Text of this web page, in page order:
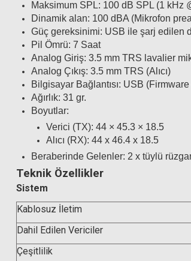
Maksimum SPL: 100 dB SPL (1 kHz
Dinamik alan: 100 dBA (Mikrofon
Güç gereksinimi: USB ile şarj edilen
Pil Ömrü: 7 Saat
Analog Giriş: 3.5 mm TRS lavalier
Analog Çıkış: 3.5 mm TRS (Alıcı)
Bilgisayar Bağlantısı: USB
Ağırlık: 31 gr.
Boyutlar:
Verici (TX): 44 × 45.3 × 18.5
Alıcı (RX): 44 x 46.4 x 18.5
Beraberinde Gelenler: 2 x tüylü
Teknik Özellikler
Sistem
Kablosuz İletim
Dahil Edilen Vericiler
Çeşitlilik